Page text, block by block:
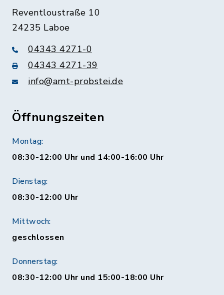
Reventloustraße 10
24235 Laboe
04343 4271-0
04343 4271-39
info@amt-probstei.de
Öffnungszeiten
Montag:
08:30-12:00 Uhr und 14:00-16:00 Uhr
Dienstag:
08:30-12:00 Uhr
Mittwoch:
geschlossen
Donnerstag:
08:30-12:00 Uhr und 15:00-18:00 Uhr